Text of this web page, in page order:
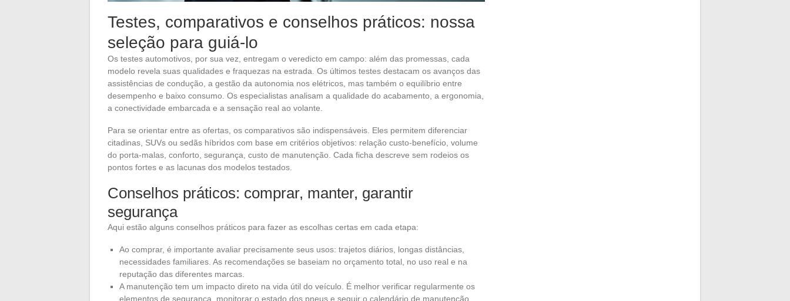
Testes, comparativos e conselhos práticos: nossa
seleção para guiá-lo
Os testes automotivos, por sua vez, entregam o veredicto em campo: além das promessas, cada
modelo revela suas qualidades e fraquezas na estrada. Os últimos testes destacam os avanços das
assistências de condução, a gestão da autonomia nos elétricos, mas também o equilíbrio entre
desempenho e baixo consumo. Os especialistas analisam a qualidade do acabamento, a ergonomia,
a conectividade embarcada e a sensação real ao volante.
Para se orientar entre as ofertas, os comparativos são indispensáveis. Eles permitem diferenciar
citadinas, SUVs ou sedãs híbridos com base em critérios objetivos: relação custo-benefício, volume
do porta-malas, conforto, segurança, custo de manutenção. Cada ficha descreve sem rodeios os
pontos fortes e as lacunas dos modelos testados.
Conselhos práticos: comprar, manter, garantir
segurança
Aqui estão alguns conselhos práticos para fazer as escolhas certas em cada etapa:
Ao comprar, é importante avaliar precisamente seus usos: trajetos diários, longas distâncias,
necessidades familiares. As recomendações se baseiam no orçamento total, no uso real e na
reputação das diferentes marcas.
A manutenção tem um impacto direto na vida útil do veículo. É melhor verificar regularmente os
elementos de segurança, monitorar o estado dos pneus e seguir o calendário de manutenção